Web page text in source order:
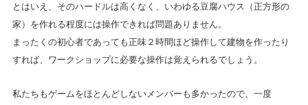
とはいえ、そのハードルは高くなく、いわゆる豆腐ハウス（正方形の
家）を作れる程度には操作できれば問題ありません。
まったくの初心者であっても正味２時間ほど操作して建物を作ったり
すれば、ワークショップに必要な操作は覚えられるでしょう。
私たちもゲームをほとんどしないメンバーも多かったので、一度